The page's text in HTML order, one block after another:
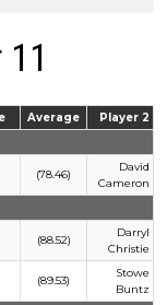
Average Player 2
(78.46)
David
Cameron
(88.52)
Darryl
Christie
(89.53)
Stowe
Buntz